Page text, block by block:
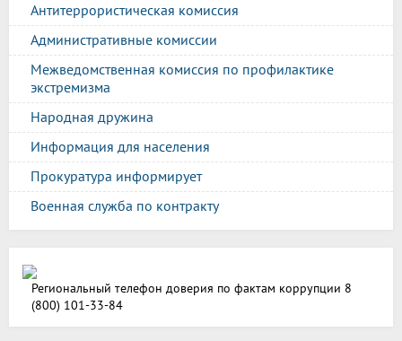
Антитеррористическая комиссия
Административные комиссии
Межведомственная комиссия по профилактике
экстремизма
Народная дружина
Информация для населения
Прокуратура информирует
Военная служба по контракту
Региональный телефон доверия по фактам коррупции 8
(800) 101-33-84